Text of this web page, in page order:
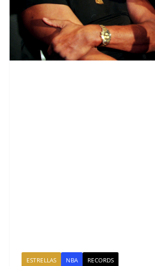
ESTRELLAS NBA RECORDS